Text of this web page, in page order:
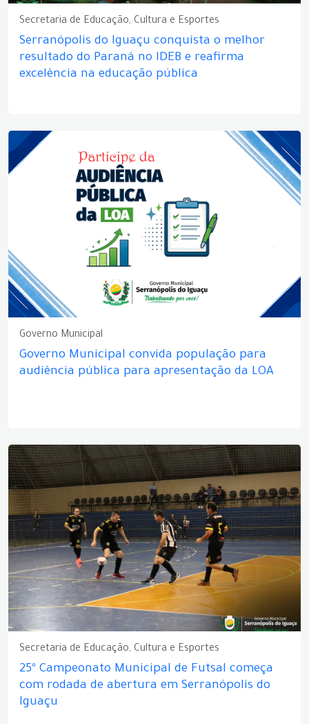
Secretaria de Educação, Cultura e Esportes
Serranópolis do Iguaçu conquista o melhor
resultado do Paraná no IDEB e reafirma
excelência na educação pública
Governo Municipal
Governo Municipal convida população para
audiência pública para apresentação da LOA
Secretaria de Educação, Cultura e Esportes
25º Campeonato Municipal de Futsal começa
com rodada de abertura em Serranópolis do
Iguaçu